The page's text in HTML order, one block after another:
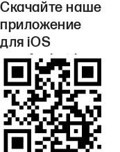
Скачайте наше
приложение
для iOS
или Android.